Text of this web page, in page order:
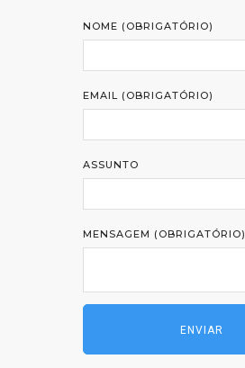
NOME (OBRIGATÓRIO)
EMAIL (OBRIGATÓRIO)
ASSUNTO
MENSAGEM (OBRIGATÓRIO)